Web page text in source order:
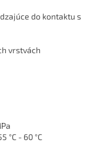
do kontaktu s
vrstvách
°C - 60 °C